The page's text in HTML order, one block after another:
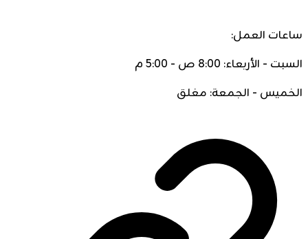
ساعات العمل:
السبت - الأربعاء: 8:00 ص - 5:00 م
الخميس - الجمعة: مغلق